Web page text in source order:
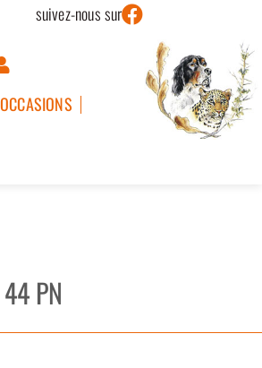
suivez-nous sur
OCCASIONS
PN